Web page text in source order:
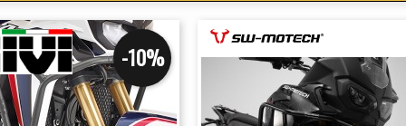
-10%